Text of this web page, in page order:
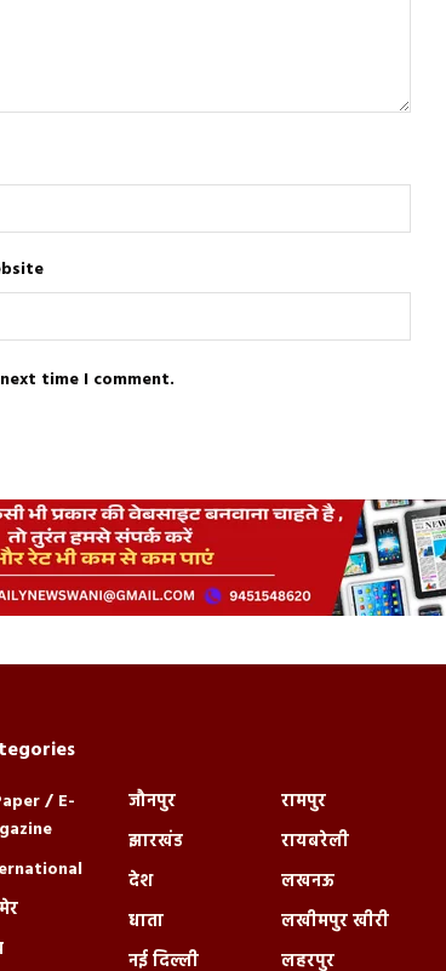
time I comment.
/ E-
जौनपुर
झारखंड
देश
धाता
नई दिल्ली
रामपुर
रायबरेली
लखनऊ
लखीमपुर खीरी
लहरपुर